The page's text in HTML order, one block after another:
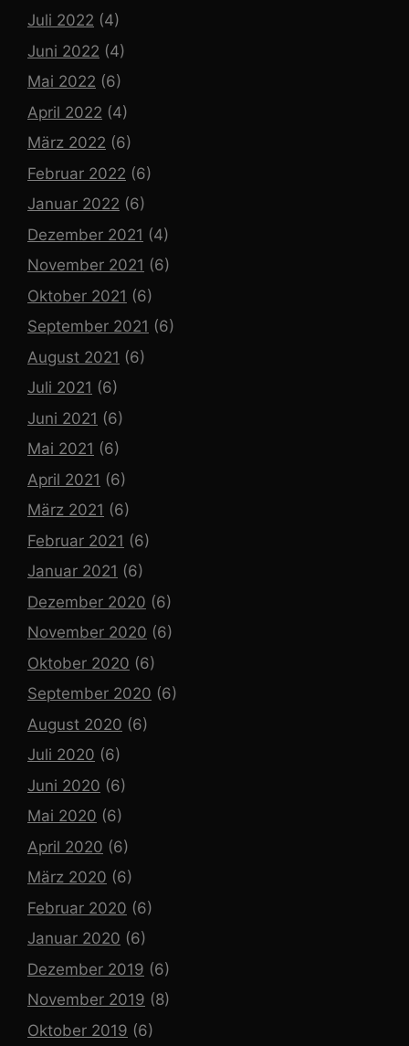
Juli 2022 (4)
Juni 2022 (4)
Mai 2022 (6)
April 2022 (4)
März 2022 (6)
Februar 2022 (6)
Januar 2022 (6)
Dezember 2021 (4)
November 2021 (6)
Oktober 2021 (6)
September 2021 (6)
August 2021 (6)
Juli 2021 (6)
Juni 2021 (6)
Mai 2021 (6)
April 2021 (6)
März 2021 (6)
Februar 2021 (6)
Januar 2021 (6)
Dezember 2020 (6)
November 2020 (6)
Oktober 2020 (6)
September 2020 (6)
August 2020 (6)
Juli 2020 (6)
Juni 2020 (6)
Mai 2020 (6)
April 2020 (6)
März 2020 (6)
Februar 2020 (6)
Januar 2020 (6)
Dezember 2019 (6)
November 2019 (8)
Oktober 2019 (6)